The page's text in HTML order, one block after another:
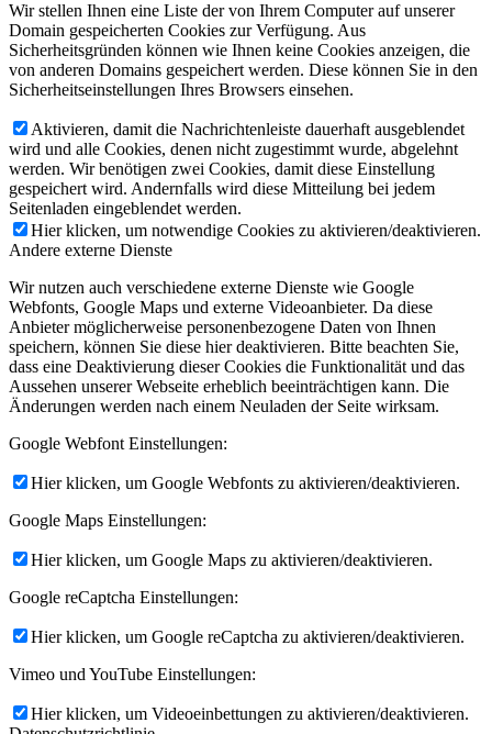
Wir stellen Ihnen eine Liste der von Ihrem Computer auf unserer
Domain gespeicherten Cookies zur Verfügung. Aus
Sicherheitsgründen können wie Ihnen keine Cookies anzeigen, die
von anderen Domains gespeichert werden. Diese können Sie in den
Sicherheitseinstellungen Ihres Browsers einsehen.
Aktivieren, damit die Nachrichtenleiste dauerhaft ausgeblendet
wird und alle Cookies, denen nicht zugestimmt wurde, abgelehnt
werden. Wir benötigen zwei Cookies, damit diese Einstellung
gespeichert wird. Andernfalls wird diese Mitteilung bei jedem
Seitenladen eingeblendet werden.
Hier klicken, um notwendige Cookies zu aktivieren/deaktivieren.
Andere externe Dienste
Wir nutzen auch verschiedene externe Dienste wie Google
Webfonts, Google Maps und externe Videoanbieter. Da diese
Anbieter möglicherweise personenbezogene Daten von Ihnen
speichern, können Sie diese hier deaktivieren. Bitte beachten Sie,
dass eine Deaktivierung dieser Cookies die Funktionalität und das
Aussehen unserer Webseite erheblich beeinträchtigen kann. Die
Änderungen werden nach einem Neuladen der Seite wirksam.
Google Webfont Einstellungen:
Hier klicken, um Google Webfonts zu aktivieren/deaktivieren.
Google Maps Einstellungen:
Hier klicken, um Google Maps zu aktivieren/deaktivieren.
Google reCaptcha Einstellungen:
Hier klicken, um Google reCaptcha zu aktivieren/deaktivieren.
Vimeo und YouTube Einstellungen:
Hier klicken, um Videoeinbettungen zu aktivieren/deaktivieren.